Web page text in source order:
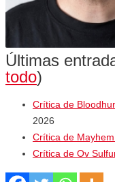
Últimas
todo)
Crítica de
2026
Crítica de
Crítica de Ov